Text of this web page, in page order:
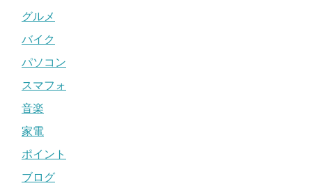
グルメ
バイク
パソコン
スマフォ
音楽
家電
ポイント
ブログ